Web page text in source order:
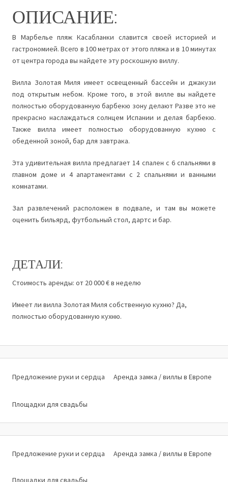
ОПИСАНИЕ:
В Марбелье пляж Касабланки славится своей историей и
гастрономией. Всего в 100 метрах от этого пляжа и в 10 минутах
от центра города вы найдете эту роскошную виллу.
Вилла Золотая Миля имеет освещенный бассейн и джакузи
под открытым небом. Кроме того, в этой вилле вы найдете
полностью оборудованную барбекю зону делают Разве это не
прекрасно наслаждаться солнцем Испании и делая барбекю.
Также вилла имеет полностью оборудованную кухню с
обеденной зоной, бар для завтрака.
Эта удивительная вилла предлагает 14 спален с 6 спальнями в
главном доме и 4 апартаментами с 2 спальнями и ванными
комнатами.
Зал развлечений расположен в подвале, и там вы можете
оценить бильярд, футбольный стол, дартс и бар.
ДЕТАЛИ:
Стоимость аренды: от 20 000 € в неделю
Имеет ли вилла Золотая Миля собственную кухню? Да,
полностью оборудованную кухню.
Предложение руки и сердца Аренда замка / виллы в Европе
Площадки для свадьбы
Предложение руки и сердца Аренда замка / виллы в Европе
Площадки для свадьбы